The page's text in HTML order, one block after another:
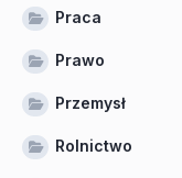
Praca
Prawo
Przemysł
Rolnictwo